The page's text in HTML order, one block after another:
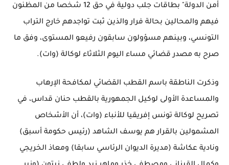
أمن الدولة" بطاقات جلب دولية في حق 12 شخصا من المظنون
فيهم والمحالين بحالة فرار والذين ثبت تواجدهم خارج التراب
التونسي، وبينهم مسؤولون سابقون رفيعو المستوى، وفق ما
صرح به مصدر قضائي مساء اليوم الثلاثاء لوكالة (وات).
وذكرت الناطقة باسم القطب القضائي لمكافحة الإرهاب
والمساعدة الأولى لوكيل الجمهورية بالقطب حنان قداس، في
تصريح لوكالة تونس إفريقيا للأنباء (وات)، أن الأشخاص
المشمولين بالقرار هم يوسف الشاهد (رئيس حكومة أسبق)
ونادية عكاشة (مديرة الديوان الرئاسي سابقا) ومعاذ الخريجي